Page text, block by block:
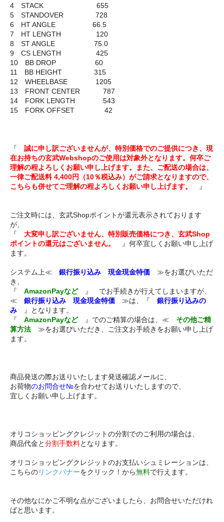
4 STACK 655
5 STANDOVER 728
6 HT ANGLE 66.5
7 HT LENGTH 120
8 ST ANGLE 75.0
9 CS LENGTH 425
10 BB DROP 60
11 BB HEIGHT 315
12 WHEELBASE 1205
13 FRONT CENTER 787
14 FORK LENGTH 543
15 FORK OFFSET 42
『 誠に申し訳ございませんが、特別価格でのご提供につき、現
在お持ちの玄武Webshopのご使用は対象外となります。何卒ご
理解の程よろしくお願い申し上げます。また、ご配送の場合は、
一律ご配送料 4,400円（10％税込み）がご請求となりますので、
こちらも併せてご理解の程よろしくお願い申し上げます。
』
ご注文時には、玄武Shopポイントが還元表示されております
が、
『 大変申し訳ございません、特別販売価格につき、玄武Shop
ポイントの還元はございません。
』何卒宜しくお願い申し上げ
ます。
システム上≪ 銀行振り込み 現金現金特価 ≫をお選びいただ
き、
『 AmazonPayなど』 でお手続きが行えてしまいますが、
≪ 銀行振り込み 現金現金特価 ≫は、『 銀行振り込みの
み 』となります。
『 AmazonPayなど』でのご精算の場合は、≪ その他ご精
算方法 ≫をお選びいただき、ご注文お手続きをお願い申し上げ
ます。
商品発送の際お送りいたします発送確認メールに、
お荷物のお問合せ№を合わせてお送りいたしますので、
宜しくお願い申し上げます。
オリコショッピングクレジットの分割でのご利用の場合は、
商品代金と分割手数料となります。
オリコショッピングクレジットのお支払いシュミレーションは、
こちらのリンクバナーをクリック！から無料で行えます。
その他なにかご不明な点がございましたら、お問合せいただけれ
ばと思います。